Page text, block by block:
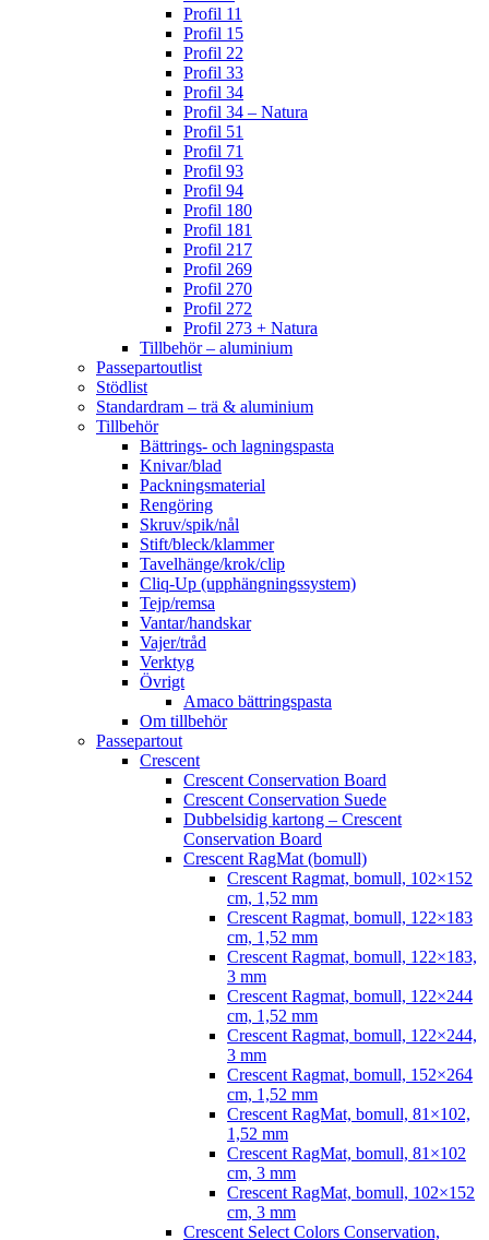
Profil 11
Profil 15
Profil 22
Profil 33
Profil 34
Profil 34 – Natura
Profil 51
Profil 71
Profil 93
Profil 94
Profil 180
Profil 181
Profil 217
Profil 269
Profil 270
Profil 272
Profil 273 + Natura
Tillbehör – aluminium
Passepartoutlist
Stödlist
Standardram – trä & aluminium
Tillbehör
Bättrings- och lagningspasta
Knivar/blad
Packningsmaterial
Rengöring
Skruv/spik/nål
Stift/bleck/klammer
Tavelhänge/krok/clip
Cliq-Up (upphängningssystem)
Tejp/remsa
Vantar/handskar
Vajer/tråd
Verktyg
Övrigt
Amaco bättringspasta
Om tillbehör
Passepartout
Crescent
Crescent Conservation Board
Crescent Conservation Suede
Dubbelsidig kartong – Crescent
Conservation Board
Crescent RagMat (bomull)
Crescent Ragmat, bomull, 102×152
cm, 1,52 mm
Crescent Ragmat, bomull, 122×183
cm, 1,52 mm
Crescent Ragmat, bomull, 122×183,
3 mm
Crescent Ragmat, bomull, 122×244
cm, 1,52 mm
Crescent Ragmat, bomull, 122×244,
3 mm
Crescent Ragmat, bomull, 152×264
cm, 1,52 mm
Crescent RagMat, bomull, 81×102,
1,52 mm
Crescent RagMat, bomull, 81×102
cm, 3 mm
Crescent RagMat, bomull, 102×152
cm, 3 mm
Crescent Select Colors Conservation,